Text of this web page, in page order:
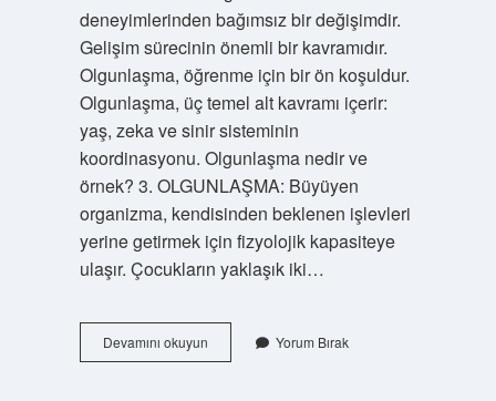
deneyimlerinden bağımsız bir değişimdir.
Gelişim sürecinin önemli bir kavramıdır.
Olgunlaşma, öğrenme için bir ön koşuldur.
Olgunlaşma, üç temel alt kavramı içerir:
yaş, zeka ve sinir sisteminin
koordinasyonu. Olgunlaşma nedir ve
örnek? 3. OLGUNLAŞMA: Büyüyen
organizma, kendisinden beklenen işlevleri
yerine getirmek için fizyolojik kapasiteye
ulaşır. Çocukların yaklaşık iki…
Devamını okuyunOlgunlaşma
Kuramı
Yorum Bırak